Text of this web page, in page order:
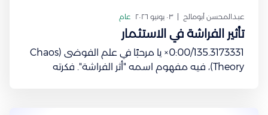
عبدالمحسن أبومالح ٠٣ يونيو ٢٠٢٦ عام
تأثير الفراشة في الاستثمار
0:00/135.3173331× يا مرحبًا في علم الفوضى (Chaos
Theory)، فيه مفهوم اسمه "أثر الفراشة". فكرته